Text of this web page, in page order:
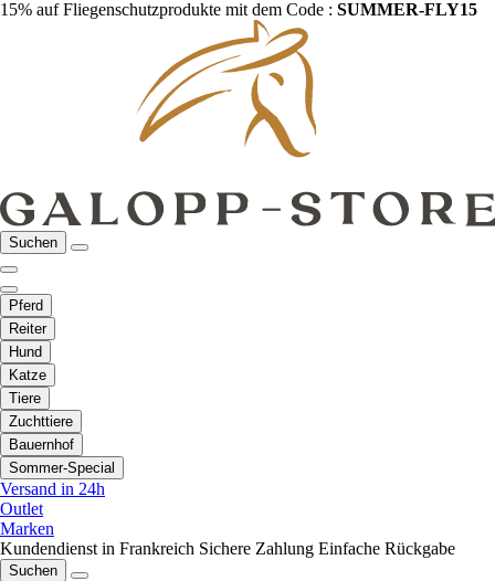
15% auf Fliegenschutzprodukte mit dem Code : SUMMER-FLY15
Suchen
Pferd
Reiter
Hund
Katze
Tiere
Zuchttiere
Bauernhof
Sommer-Special
Versand in 24h
Outlet
Marken
Kundendienst in Frankreich Sichere Zahlung Einfache Rückgabe
Suchen